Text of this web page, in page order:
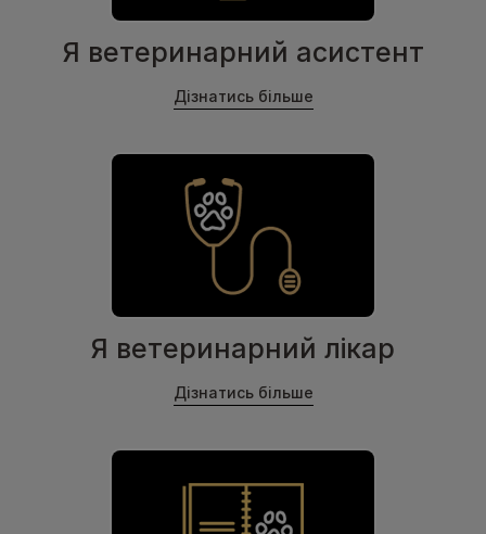
Я ветеринарний асистент
Дізнатись більше
Я ветеринарний лікар
Дізнатись більше